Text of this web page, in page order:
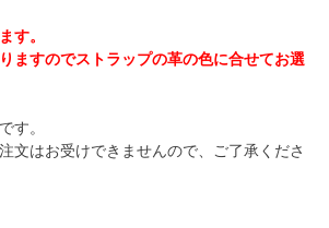
す。
ますのでストラップの革の色に合せてお選
す。
文はお受けできませんので、ご了承くださ